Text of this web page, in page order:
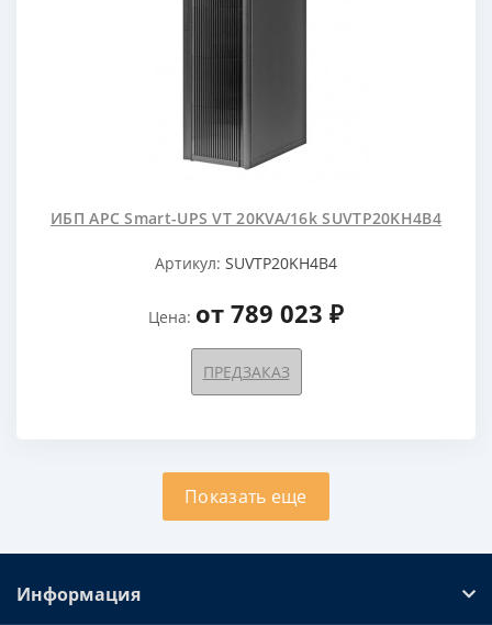
ИБП APC Smart-UPS VT 20KVA/16k SUVTP20KH4B4
Артикул: SUVTP20KH4B4
Цена: от 789 023 ₽
ПРЕДЗАКАЗ
Показать еще
Информация